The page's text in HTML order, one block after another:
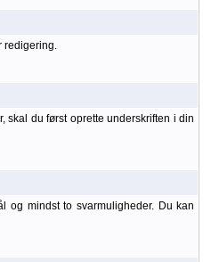
redigering.
skal du først oprette underskriften i din
og mindst to svarmuligheder. Du kan